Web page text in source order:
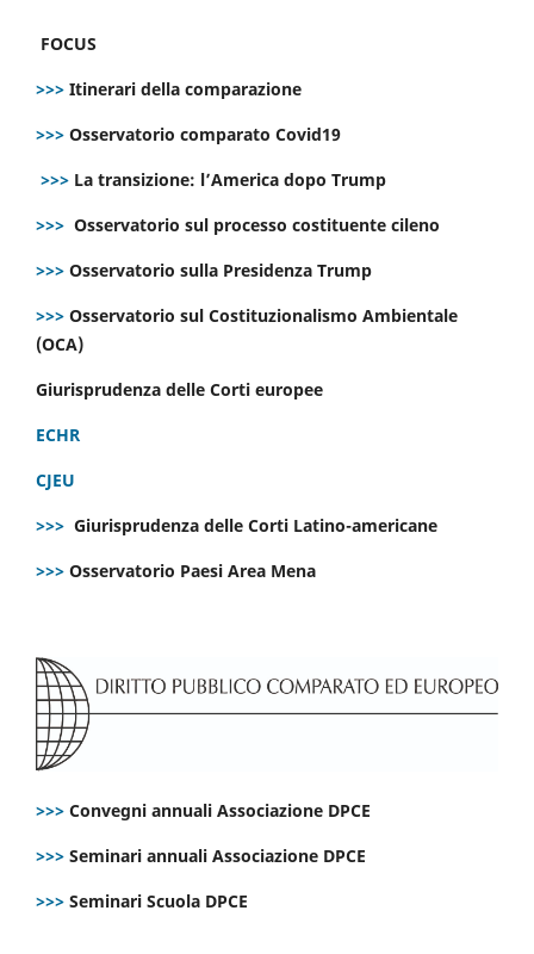
FOCUS
>>> Itinerari della comparazione
>>> Osservatorio comparato Covid19
>>> La transizione: l’America dopo Trump
>>> Osservatorio sul processo costituente cileno
>>> Osservatorio sulla Presidenza Trump
>>> Osservatorio sul Costituzionalismo Ambientale
(OCA)
Giurisprudenza delle Corti europee
ECHR
CJEU
>>> Giurisprudenza delle Corti Latino-americane
>>> Osservatorio Paesi Area Mena
>>> Convegni annuali Associazione DPCE
>>> Seminari annuali Associazione DPCE
>>> Seminari Scuola DPCE